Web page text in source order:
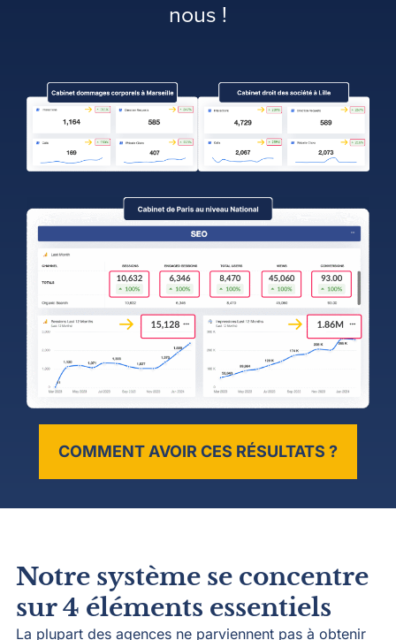
nous !
COMMENT AVOIR CES RÉSULTATS ?
Notre système se concentre
sur 4 éléments essentiels
La plupart des agences ne parviennent pas à obtenir